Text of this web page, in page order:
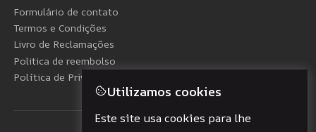
Formulário de contato
Termos e Condições
Livro de Reclamações
Politica de reembolso
Política de Privacidade
Utilizamos cookies
Este site usa cookies para lhe